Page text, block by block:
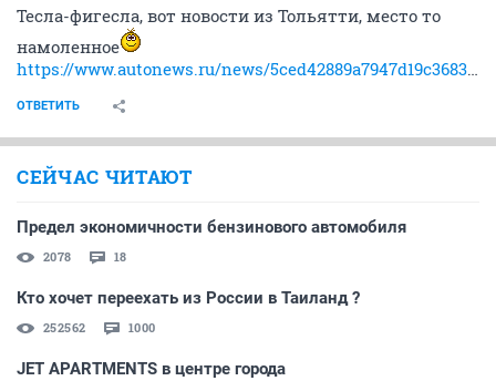
Тесла-фигесла, вот новости из Тольятти, место то
намоленное
https://www.autonews.ru/news/5ced42889a7947d19c3683b5
ОТВЕТИТЬ
СЕЙЧАС ЧИТАЮТ
Предел экономичности бензинового автомобиля
2078 18
Кто хочет переехать из России в Таиланд ?
252562 1000
JET APARTMENTS в центре города